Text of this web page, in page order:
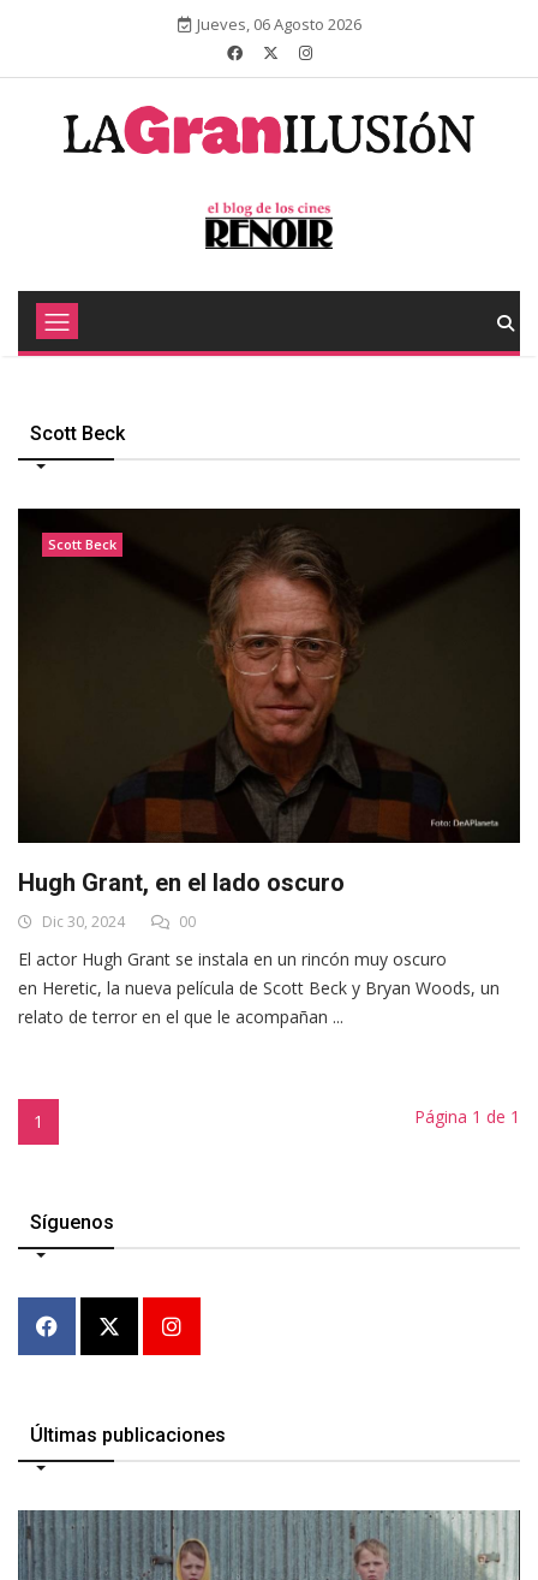
Jueves, 06 Agosto 2026
Scott Beck
Scott Beck
Hugh Grant, en el lado oscuro
Dic 30, 2024 00
El actor Hugh Grant se instala en un rincón muy oscuro
en Heretic, la nueva película de Scott Beck y Bryan Woods, un
relato de terror en el que le acompañan ...
1 Página 1 de 1
Síguenos
Últimas publicaciones